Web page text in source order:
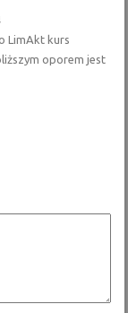
LimAkt kurs
oporem jest